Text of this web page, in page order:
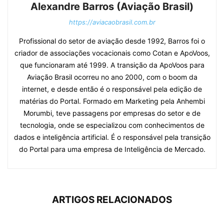
Alexandre Barros (Aviação Brasil)
https://aviacaobrasil.com.br
Profissional do setor de aviação desde 1992, Barros foi o
criador de associações vocacionais como Cotan e ApoVoos,
que funcionaram até 1999. A transição da ApoVoos para
Aviação Brasil ocorreu no ano 2000, com o boom da
internet, e desde então é o responsável pela edição de
matérias do Portal. Formado em Marketing pela Anhembi
Morumbi, teve passagens por empresas do setor e de
tecnologia, onde se especializou com conhecimentos de
dados e inteligência artificial. É o responsável pela transição
do Portal para uma empresa de Inteligência de Mercado.
ARTIGOS RELACIONADOS